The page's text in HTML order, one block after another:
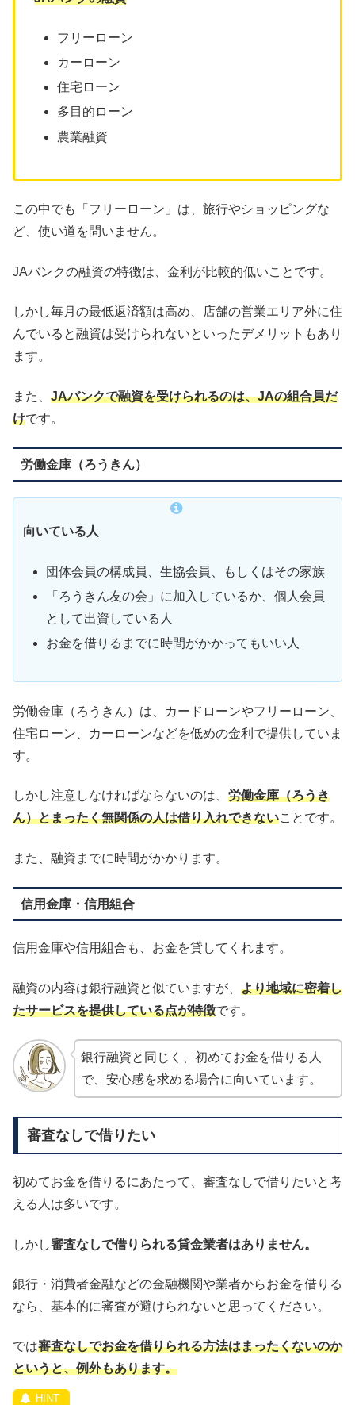
フリーローン
カーローン
住宅ローン
多目的ローン
農業融資
この中でも「フリーローン」は、旅行やショッピングな
ど、使い道を問いません。
JAバンクの融資の特徴は、金利が比較的低いことです。
しかし毎月の最低返済額は高め、店舗の営業エリア外に住
んでいると融資は受けられないといったデメリットもあり
ます。
また、 JAバンクで融資を受けられるのは、JAの組合員だ
けです。
労働金庫（ろうきん）
向いている人
団体会員の構成員、生協会員、もしくはその家族
「ろうきん友の会」に加入しているか、個人会員
として出資している人
お金を借りるまでに時間がかかってもいい人
労働金庫（ろうきん）は、カードローンやフリーローン、
住宅ローン、カーローンなどを低めの金利で提供していま
す。
しかし注意しなければならないのは、 労働金庫（ろうき
ん）とまったく無関係の人は借り入れできないことです。
また、融資までに時間がかかります。
信用金庫・信用組合
信用金庫や信用組合も、お金を貸してくれます。
融資の内容は銀行融資と似ていますが、 より地域に密着し
たサービスを提供している点が特徴です。
銀行融資と同じく、初めてお金を借りる人
で、安心感を求める場合に向いています。
審査なしで借りたい
初めてお金を借りるにあたって、審査なしで借りたいと考
える人は多いです。
しかし審査なしで借りられる貸金業者はありません。
銀行・消費者金融などの金融機関や業者からお金を借りる
なら、基本的に審査が避けられないと思ってください。
では審査なしでお金を借りられる方法はまったくないのか
というと、例外もあります。